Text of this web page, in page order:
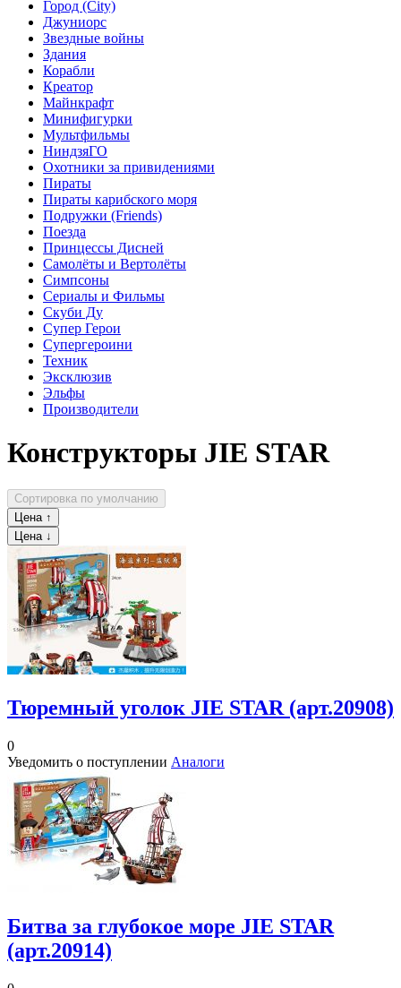
Город (City)
Джуниорс
Звездные войны
Здания
Корабли
Креатор
Майнкрафт
Минифигурки
Мультфильмы
НиндзяГО
Охотники за привидениями
Пираты
Пираты карибского моря
Подружки (Friends)
Поезда
Принцессы Дисней
Самолёты и Вертолёты
Симпсоны
Сериалы и Фильмы
Скуби Ду
Супер Герои
Супергероини
Техник
Эксклюзив
Эльфы
Производители
Конструкторы JIE STAR
Тюремный уголок JIE STAR (арт.20908)
0
Уведомить о поступлении Аналоги
Битва за глубокое море JIE STAR
(арт.20914)